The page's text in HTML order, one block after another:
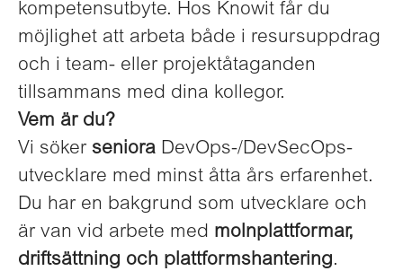
kompetensutbyte. Hos Knowit får du
möjlighet att arbeta både i resursuppdrag
och i team- eller projektåtaganden
tillsammans med dina kollegor.
Vem är du?
Vi söker seniora DevOps-/DevSecOps-
utvecklare med minst åtta års erfarenhet.
Du har en bakgrund som utvecklare och
är van vid arbete med molnplattformar,
driftsättning och plattformshantering.